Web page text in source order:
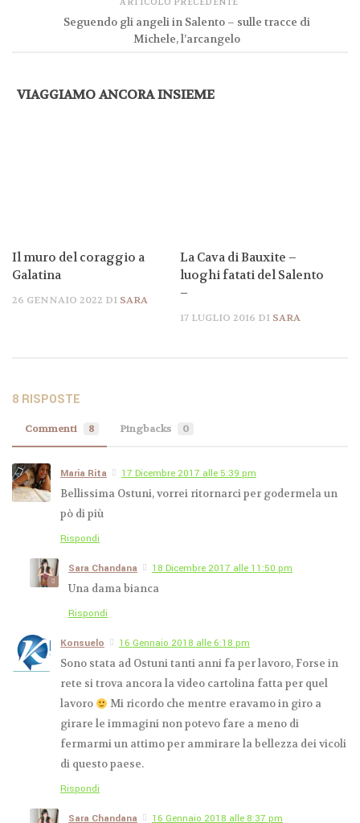
ARTICOLO PRECEDENTE
Seguendo gli angeli in Salento – sulle tracce di
Michele, l’arcangelo
VIAGGIAMO ANCORA INSIEME
Il muro del coraggio a
Galatina
26 GENNAIO 2022 DI SARA
La Cava di Bauxite –
luoghi fatati del Salento
–
17 LUGLIO 2016 DI SARA
Impressioni di
settembre e bellezza
7 SETTEMBRE 2016
8 RISPOSTE
Commenti 8 Pingbacks 0
Maria Rita
17 Dicembre 2017 alle 5:39 pm
Bellissima Ostuni, vorrei ritornarci per godermela un
pò di più
Rispondi
Sara Chandana
18 Dicembre 2017 alle 11:50 pm
Una dama bianca
Rispondi
Konsuelo
16 Gennaio 2018 alle 6:18 pm
Sono stata ad Ostuni tanti anni fa per lavoro, Forse in
rete si trova ancora la video cartolina fatta per quel
lavoro
Mi ricordo che mentre eravamo in giro a
girare le immagini non potevo fare a meno di
fermarmi un attimo per ammirare la bellezza dei vicoli
di questo paese.
Rispondi
Sara Chandana 16 Gennaio 2018 alle 8:37 pm